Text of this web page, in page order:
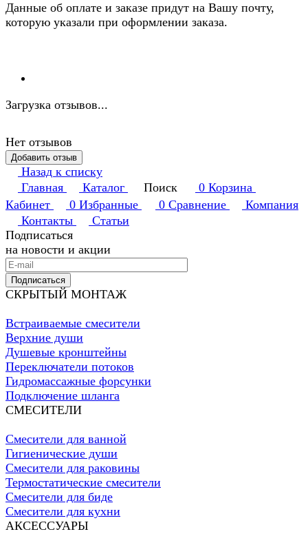
Данные об оплате и заказе придут на Вашу почту,
которую указали при оформлении заказа.
Загрузка отзывов...
Нет отзывов
Добавить отзыв
Назад к списку
Главная
Каталог Поиск 0 Корзина
Кабинет
0 Избранные 0 Сравнение
Компания
Контакты
Статьи
Подписаться
на новости и акции
Подписаться
СКРЫТЫЙ МОНТАЖ
Встраиваемые смесители
Верхние души
Душевые кронштейны
Переключатели потоков
Гидромассажные форсунки
Подключение шланга
СМЕСИТЕЛИ
Смесители для ванной
Гигиенические души
Смесители для раковины
Термостатические смесители
Смесители для биде
Смесители для кухни
АКСЕССУАРЫ